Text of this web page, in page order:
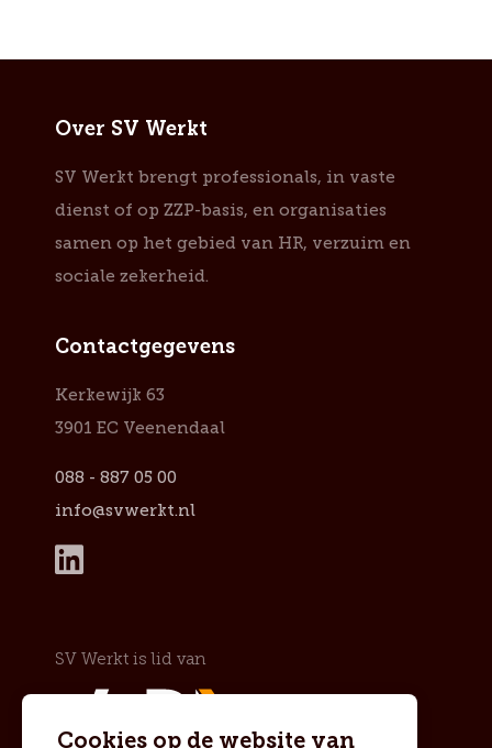
Over SV Werkt
SV Werkt brengt professionals, in vaste
dienst of op ZZP-basis, en organisaties
samen op het gebied van HR, verzuim en
sociale zekerheid.
Contactgegevens
Kerkewijk 63
3901 EC Veenendaal
088 - 887 05 00
info@svwerkt.nl
SV Werkt is lid van
Cookies op de website van